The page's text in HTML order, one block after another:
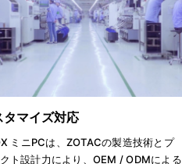
タマイズ対応
ミニPCは、ZOTACの製造技術とプ
ト設計力により、OEM / ODMによる